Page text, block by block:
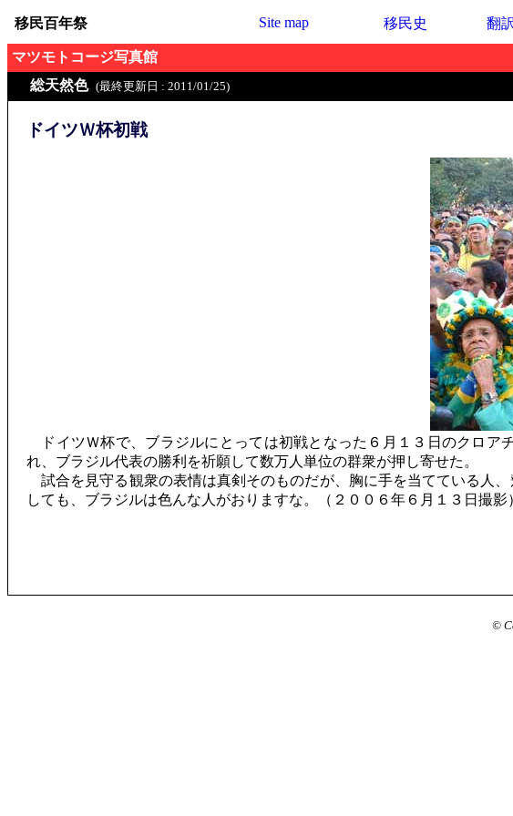
移民百年祭 Site map 移民史 翻訳
マツモトコージ写真館
総天然色 (最終更新日 : 2011/01/25)
ドイツＷ杯初戦
ドイツＷ杯で、ブラジルにとっては初戦となった６月１３日のクロア
れ、ブラジル代表の勝利を祈願して数万人単位の群衆が押し寄せた。
試合を見守る観衆の表情は真剣そのものだが、胸に手を当てている人
しても、ブラジルは色んな人がおりますな。（２００６年６月１３日撮影
©